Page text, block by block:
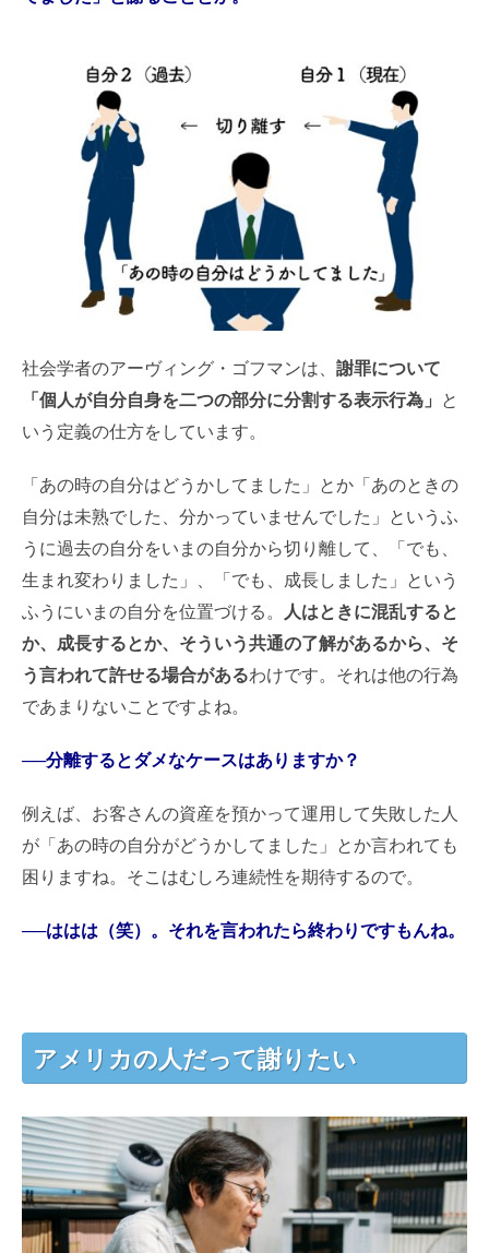
社会学者のアーヴィング・ゴフマンは、 謝罪について
「個人が自分自身を二つの部分に分割する表示行為」 と
いう定義の仕方をしています。
「あの時の自分はどうかしてました」とか「あのときの
自分は未熟でした、分かっていませんでした」というふ
うに過去の自分をいまの自分から切り離して、「でも、
生まれ変わりました」、「でも、成長しました」という
ふうにいまの自分を位置づける。 人はときに混乱すると
か、成長するとか、そういう共通の了解があるから、そ
う言われて許せる場合があるわけです。それは他の行為
であまりないことですよね。
──分離するとダメなケースはありますか？
例えば、お客さんの資産を預かって運用して失敗した人
が「あの時の自分がどうかしてました」とか言われても
困りますね。そこはむしろ連続性を期待するので。
──ははは（笑）。それを言われたら終わりですもんね。
アメリカの人だって謝りたい